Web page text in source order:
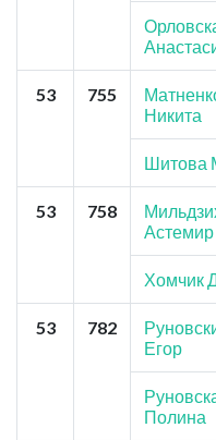
53 755
Никита
Шитова
53 758
Астемир
Хомчик
53 782
Егор
Полина